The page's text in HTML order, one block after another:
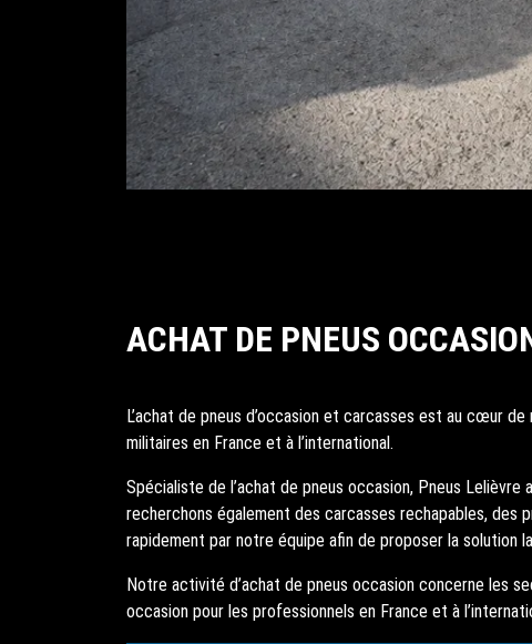
ACHAT DE PNEUS
L’achat de pneus d’occasion et carcasses est au cœur
militaires en France et à l’international.
Spécialiste de l’achat de pneus occasion, Pneus
recherchons également des carcasses rechapables, des
rapidement par notre équipe afin de proposer la solution
Notre activité d’achat de pneus occasion concerne les
occasion pour les professionnels en France et à